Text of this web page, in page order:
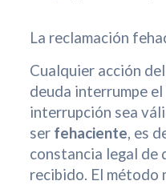
La reclamación
Cualquier acción
deuda interrumpe
interrupción sea
ser fehaciente, es
constancia legal de
recibido. El método